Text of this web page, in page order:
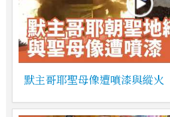
默主哥耶聖母像遭噴漆與縱火